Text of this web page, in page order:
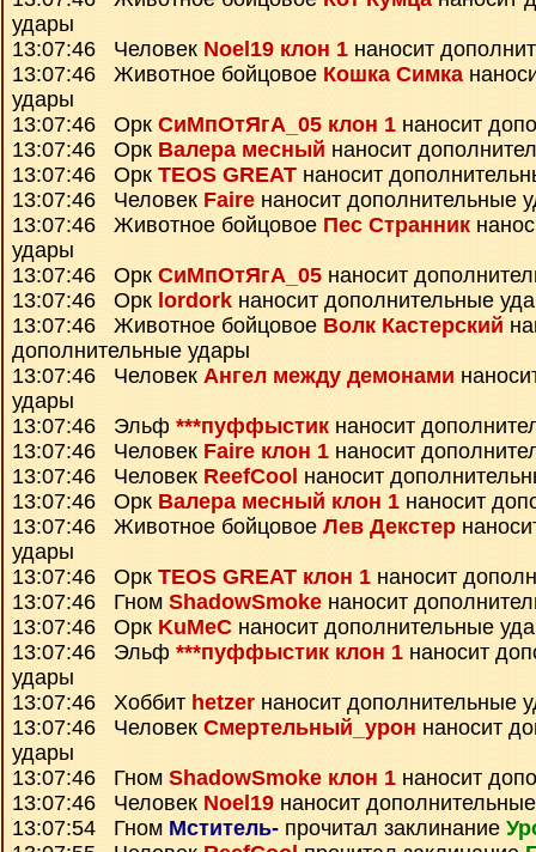
удары
13:07:46 Человек Noel19 клон 1 наносит
13:07:46 Животное бойцовое Кошка Симка
удары
13:07:46 Орк СиМпОтЯгА_05 клон 1 наносит
13:07:46 Орк Валера месный наносит
13:07:46 Орк TEOS GREAT наносит
13:07:46 Человек Faire наносит дополнительные
13:07:46 Животное бойцовое Пес Странник
удары
13:07:46 Орк СиМпОтЯгА_05 наносит
13:07:46 Орк lordork наносит дополнительные
13:07:46 Животное бойцовое Волк Кастерский
дополнительные удары
13:07:46 Человек Ангел между демонами
удары
13:07:46 Эльф ***пуффыстик наносит
13:07:46 Человек Faire клон 1 наносит
13:07:46 Человек ReefCool наносит
13:07:46 Орк Валера месный клон 1 наносит
13:07:46 Животное бойцовое Лев Декстер
удары
13:07:46 Орк TEOS GREAT клон 1 наносит
13:07:46 Гном ShadowSmoke наносит
13:07:46 Орк KuMeC наносит дополнительные
13:07:46 Эльф ***пуффыстик клон 1 наносит
удары
13:07:46 Хоббит hetzer наносит дополнительные
13:07:46 Человек Смертельный_урон наносит
удары
13:07:46 Гном ShadowSmoke клон 1 наносит
13:07:46 Человек Noel19 наносит
13:07:54 Гном Мститель- прочитал заклинание